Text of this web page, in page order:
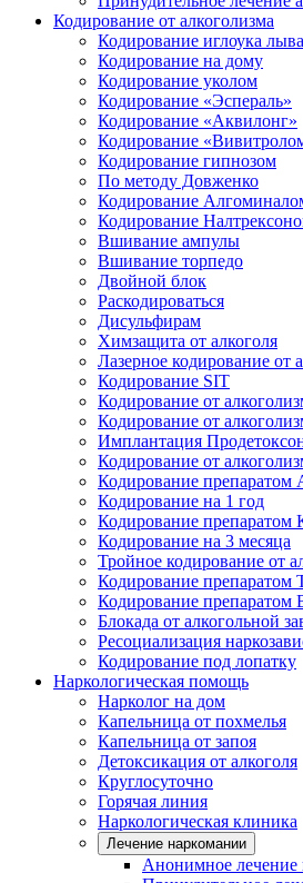
Кодирование от алкоголизма
Кодирование иглоука
Кодирование на дому
Кодирование уколом
Кодирование «Эспераль»
Кодирование «Аквилонг»
Кодирование
Кодирование гипнозом
По методу Довженко
Кодирование
Кодирование
Вшивание ампулы
Вшивание торпедо
Двойной блок
Раскодироваться
Дисульфирам
Химзащита от алкоголя
Лазерное кодирование от
Кодирование SIT
Кодирование от
Кодирование от
Имплантация
Кодирование от
Кодирование препаратом
Кодирование на 1 год
Кодирование препаратом
Кодирование на 3 месяца
Тройное кодирование от
Кодирование препаратом
Кодирование препаратом
Блокада от алкогольной
Ресоциализация
Кодирование под лопатку
Наркологическая помощь
Нарколог на дом
Капельница от похмелья
Капельница от запоя
Детоксикация от алкоголя
Круглосуточно
Горячая линия
Наркологическая клиника
Лечение наркомании
Анонимное лечение